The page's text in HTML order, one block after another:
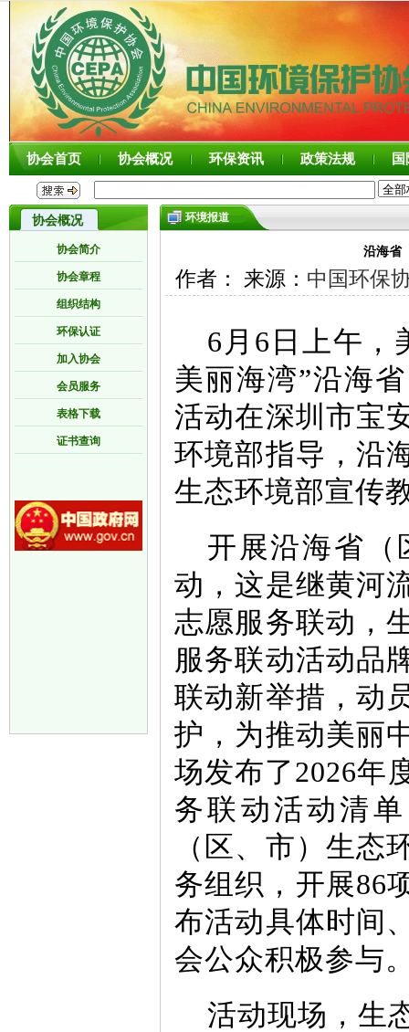
协会首页 协会概况 环保资讯 政策法规
协会概况
协会简介
协会章程
组织结构
环保认证
加入协会
会员服务
表格下载
证书查询
环境报道
沿海省
作者： 来源： 中国环保
6月6日上午
美丽海湾”沿海
活动在深圳市宝
环境部指导，沿
生态环境部宣传
开展沿海省（
动，这是继黄河
志愿服务联动，
服务联动活动品
联动新举措，动
护，为推动美丽
场发布了2026年
务联动活动清
（区、市）生态
务组织，开展86
布活动具体时间
会公众积极参与
活动现场，生